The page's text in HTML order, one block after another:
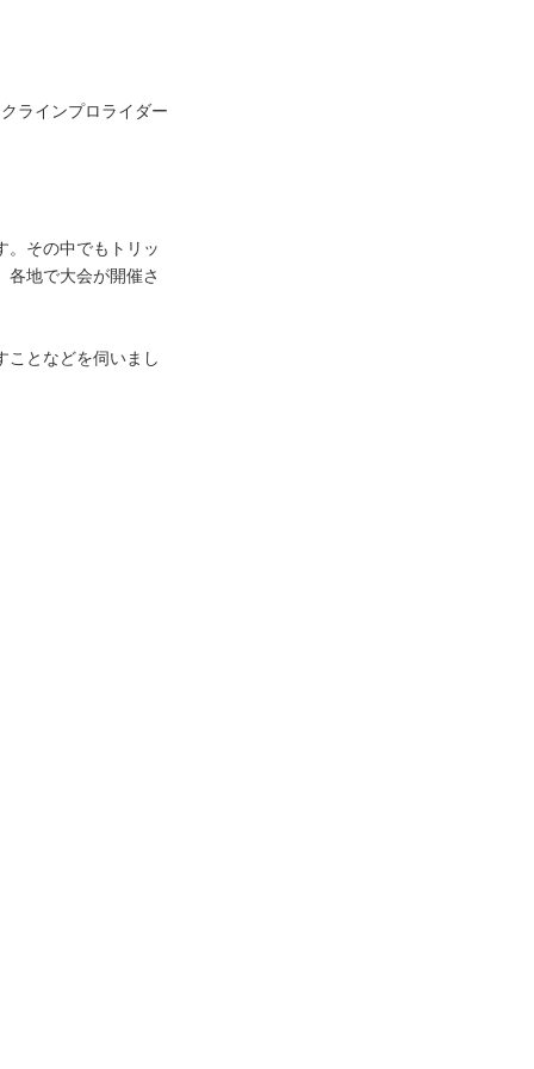
ラインプロライダー
。その中でもトリッ
各地で大会が開催さ
ことなどを伺いまし